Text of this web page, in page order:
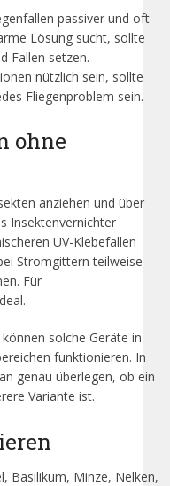
passiver und oft
Lösung sucht, sollte
Fallen setzen.
nützlich sein, sollte
Fliegenproblem sein.
ohne
anziehen und über
Insektenvernichter
UV-Klebefallen
Stromgittern teilweise
Für
solche Geräte in
funktionieren. In
genau überlegen, ob ein
Variante ist.
Basilikum, Minze, Nelken,